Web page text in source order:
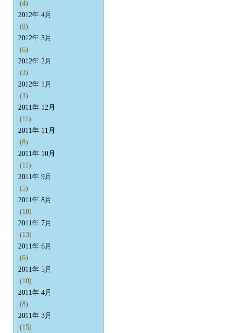
(4)
2012年 4月
(8)
2012年 3月
(6)
2012年 2月
(3)
2012年 1月
(3)
2011年 12月
(11)
2011年 11月
(8)
2011年 10月
(11)
2011年 9月
(5)
2011年 8月
(10)
2011年 7月
(13)
2011年 6月
(6)
2011年 5月
(10)
2011年 4月
(8)
2011年 3月
(15)